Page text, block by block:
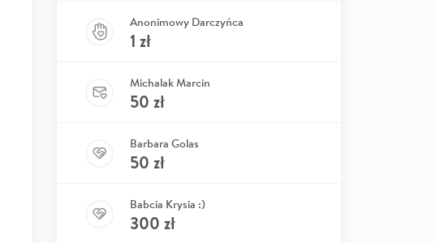
Anonimowy Darczyńca
1 zł
Michalak Marcin
50 zł
Barbara Golas
50 zł
Babcia Krysia :)
300 zł